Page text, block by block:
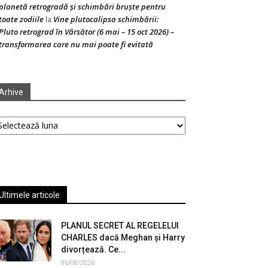
retrogradă și schimbări bruște pentru
zodiile la Vine plutocalipsa schimbării:
retrograd în Vărsător (6 mai – 15 oct 2026) –
care nu mai poate fi evitată
articole
PLANUL SECRET AL REGELELUI
CHARLES dacă Meghan și Harry
divorțează. Ce...
06/08/2026